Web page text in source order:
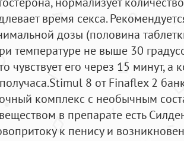
время секса.
дозы (половина
температуре не выше 30
чувствует его через 15 минут, а
8 от Finaflex 2
комплекс с необычным
в препарате есть
к пенису и